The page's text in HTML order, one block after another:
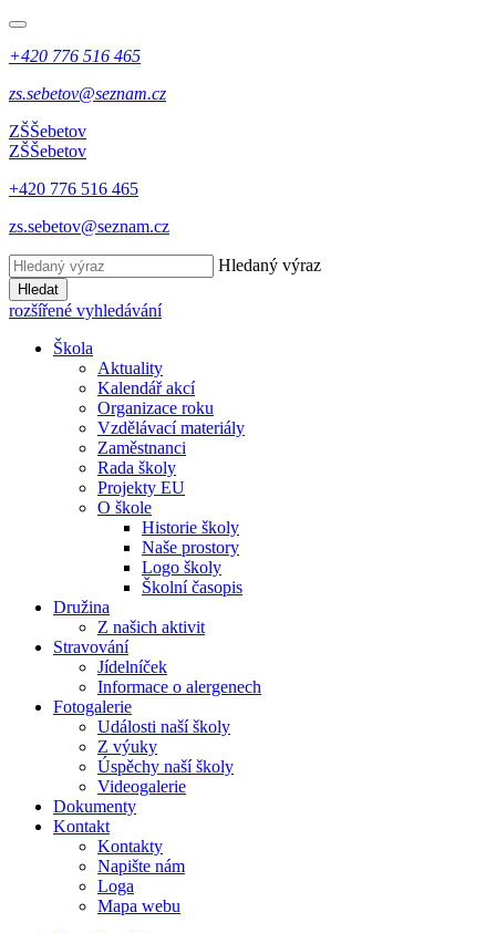
+420 776 516 465
zs.sebetov@seznam.cz
ZŠŠebetov
ZŠŠebetov
+420 776 516 465
zs.sebetov@seznam.cz
Hledaný výraz
Hledat
rozšířené vyhledávání
Škola
Aktuality
Kalendář akcí
Organizace roku
Vzdělávací materiály
Zaměstnanci
Rada školy
Projekty EU
O škole
Historie školy
Naše prostory
Logo školy
Školní časopis
Družina
Z našich aktivit
Stravování
Jídelníček
Informace o alergenech
Fotogalerie
Události naší školy
Z výuky
Úspěchy naší školy
Videogalerie
Dokumenty
Kontakt
Kontakty
Napište nám
Loga
Mapa webu